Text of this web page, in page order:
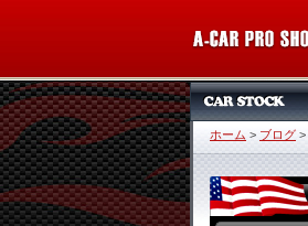
ホーム > ブログ >